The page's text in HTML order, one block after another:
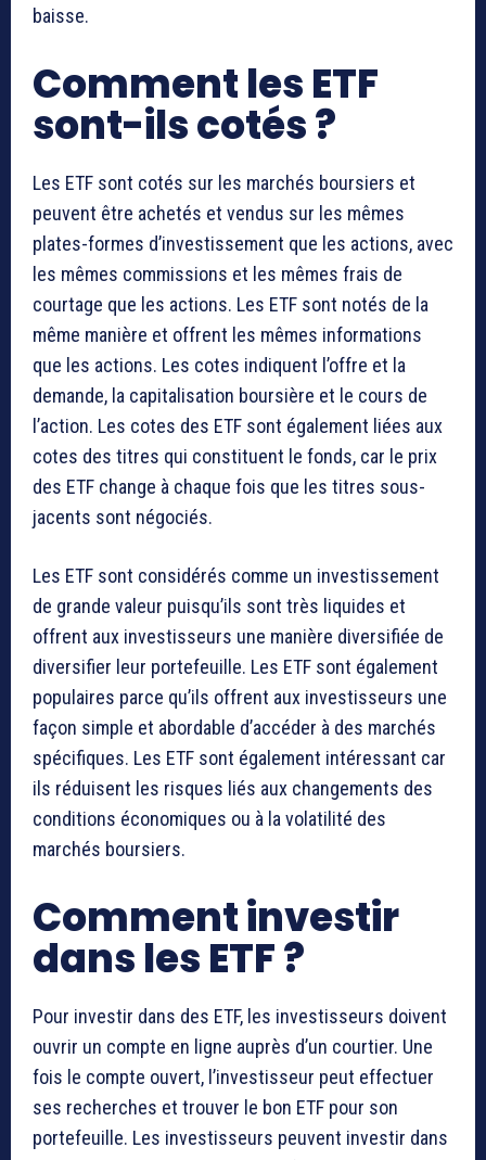
baisse.
Comment les ETF
sont-ils cotés ?
Les ETF sont cotés sur les marchés boursiers et
peuvent être achetés et vendus sur les mêmes
plates-formes d’investissement que les actions, avec
les mêmes commissions et les mêmes frais de
courtage que les actions. Les ETF sont notés de la
même manière et offrent les mêmes informations
que les actions. Les cotes indiquent l’offre et la
demande, la capitalisation boursière et le cours de
l’action. Les cotes des ETF sont également liées aux
cotes des titres qui constituent le fonds, car le prix
des ETF change à chaque fois que les titres sous-
jacents sont négociés.
Les ETF sont considérés comme un investissement
de grande valeur puisqu’ils sont très liquides et
offrent aux investisseurs une manière diversifiée de
diversifier leur portefeuille. Les ETF sont également
populaires parce qu’ils offrent aux investisseurs une
façon simple et abordable d’accéder à des marchés
spécifiques. Les ETF sont également intéressant car
ils réduisent les risques liés aux changements des
conditions économiques ou à la volatilité des
marchés boursiers.
Comment investir
dans les ETF ?
Pour investir dans des ETF, les investisseurs doivent
ouvrir un compte en ligne auprès d’un courtier. Une
fois le compte ouvert, l’investisseur peut effectuer
ses recherches et trouver le bon ETF pour son
portefeuille. Les investisseurs peuvent investir dans